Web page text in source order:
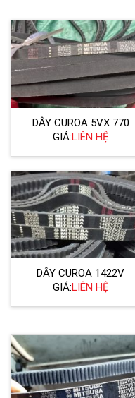
DÂY CUROA 5VX 770
GIÁ:LIÊN HỆ
DÂY CUROA 1422V
GIÁ:LIÊN HỆ